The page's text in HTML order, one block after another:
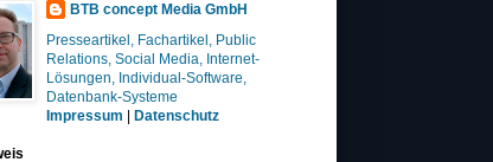
BTB concept Media GmbH
Presseartikel, Fachartikel, Public
Relations, Social Media, Internet-
Lösungen, Individual-Software,
Datenbank-Systeme
Impressum
Datenschutz